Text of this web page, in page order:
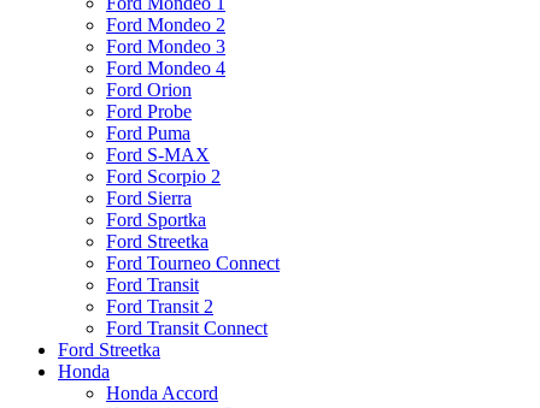
Ford Mondeo 2
Ford Mondeo 3
Ford Mondeo 4
Ford Orion
Ford Probe
Ford Puma
Ford S-MAX
Ford Scorpio 2
Ford Sierra
Ford Sportka
Ford Streetka
Ford Tourneo Connect
Ford Transit
Ford Transit 2
Ford Transit Connect
Ford Streetka
Honda
Honda Accord